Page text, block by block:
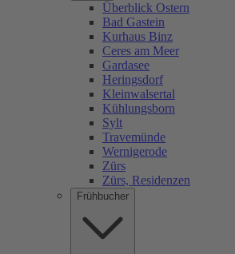
Überblick Ostern
Bad Gastein
Kurhaus Binz
Ceres am Meer
Gardasee
Heringsdorf
Kleinwalsertal
Kühlungsborn
Sylt
Travemünde
Wernigerode
Zürs
Zürs, Residenzen
Frühbucher